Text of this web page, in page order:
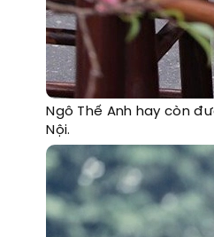
Ngô Thế Anh hay còn
Nội.